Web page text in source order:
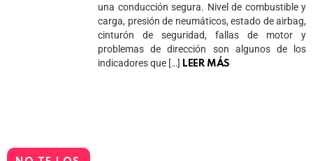
una conducción segura. Nivel de combustible y
carga, presión de neumáticos, estado de airbag,
cinturón de seguridad, fallas de motor y
problemas de dirección son algunos de los
indicadores que […] LEER MÁS